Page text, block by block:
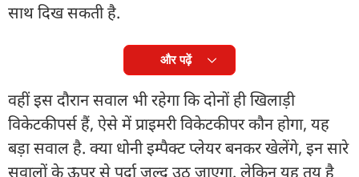
साथ दिख सकती है.
और पढ़ें
वहीं इस दौरान सवाल भी रहेगा कि दोनों ही ख‍िलाड़ी
व‍िकेटकीपर्स हैं, ऐसे में प्राइमरी व‍िकेटकीपर कौन होगा, यह
बड़ा सवाल है. क्या धोनी इम्पैक्ट प्लेयर बनकर खेलेंगे, इन सारे
सवालों के ऊपर से पर्दा जल्द उठ जाएगा. लेक‍िन यह तय है